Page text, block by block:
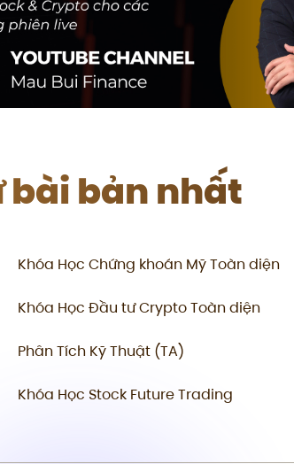
bài bản nhất
Khóa Học Chứng khoán Mỹ Toàn diện
Khóa Học Đầu tư Crypto Toàn diện
Phân Tích Kỹ Thuật (TA)
Khóa Học Stock Future Trading